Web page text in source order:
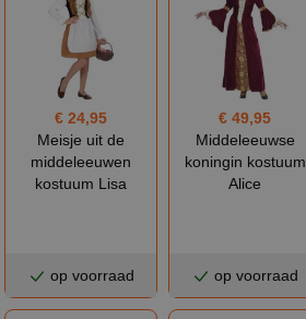
€ 24,95
Meisje uit de
middeleeuwen
kostuum Lisa
op voorraad
€ 49,95
Middeleeuwse
koningin kostuum
Alice
op voorraad